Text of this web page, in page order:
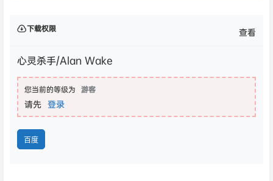
下载权限 查看
心灵杀手/Alan Wake
您当前的等级为 游客
请先 登录
百度